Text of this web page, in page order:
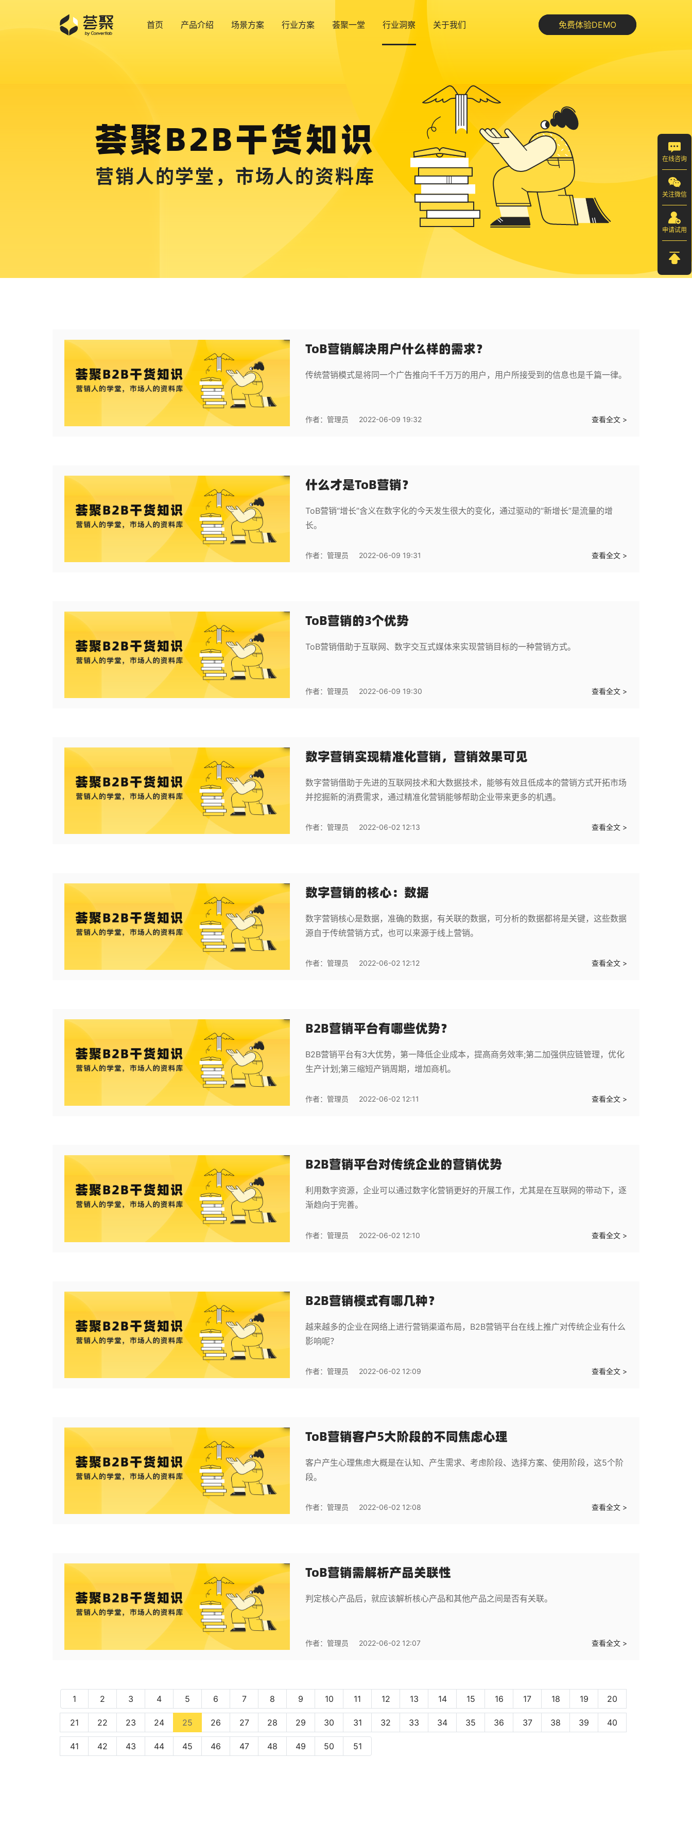
首页 产品介绍 场景方案 行业方案 荟聚一堂 行业洞察 关于我们 免费体验DEMO
荟聚B2B干货知识
营销人的学堂，市场人的资料库
ToB营销解决用户什么样的需求？
传统营销模式是将同一个广告推向千千万万的用户，用户所接受到的信息也是千篇一律。
作者：管理员 2022-06-09 19:32 查看全文 >
什么才是ToB营销？
ToB营销“增长”含义在数字化的今天发生很大的变化，通过驱动的“新增长”是流量的增
长。
作者：管理员 2022-06-09 19:31 查看全文 >
ToB营销的3个优势
ToB营销借助于互联网、数字交互式媒体来实现营销目标的一种营销方式。
作者：管理员 2022-06-09 19:30 查看全文 >
数字营销实现精准化营销，营销效果可见
数字营销借助于先进的互联网技术和大数据技术，能够有效且低成本的营销方式开拓市场
并挖掘新的消费需求，通过精准化营销能够帮助企业带来更多的机遇。
作者：管理员 2022-06-02 12:13 查看全文 >
数字营销的核心：数据
数字营销核心是数据，准确的数据，有关联的数据，可分析的数据都将是关键，这些数据
源自于传统营销方式，也可以来源于线上营销。
作者：管理员 2022-06-02 12:12 查看全文 >
B2B营销平台有哪些优势？
B2B营销平台有3大优势，第一降低企业成本，提高商务效率;第二加强供应链管理，优化
生产计划;第三缩短产销周期，增加商机。
作者：管理员 2022-06-02 12:11 查看全文 >
B2B营销平台对传统企业的营销优势
利用数字资源，企业可以通过数字化营销更好的开展工作，尤其是在互联网的带动下，逐
渐趋向于完善。
作者：管理员 2022-06-02 12:10 查看全文 >
B2B营销模式有哪几种？
越来越多的企业在网络上进行营销渠道布局，B2B营销平台在线上推广对传统企业有什么
影响呢？
作者：管理员 2022-06-02 12:09 查看全文 >
ToB营销客户5大阶段的不同焦虑心理
客户产生心理焦虑大概是在认知、产生需求、考虑阶段、选择方案、使用阶段，这5个阶
段。
作者：管理员 2022-06-02 12:08 查看全文 >
ToB营销需解析产品关联性
判定核心产品后，就应该解析核心产品和其他产品之间是否有关联。
作者：管理员 2022-06-02 12:07 查看全文 >
1 2 3 4 5 6 7 8 9 10 11 12 13 14 15 16 17 18 19 20
21 22 23 24 25 (current)
26 27 28 29 30 31 32 33 34 35 36 37 38 39 40
41 42 43 44 45 46 47 48 49 50 51
在线咨询
关注微信
申请试用